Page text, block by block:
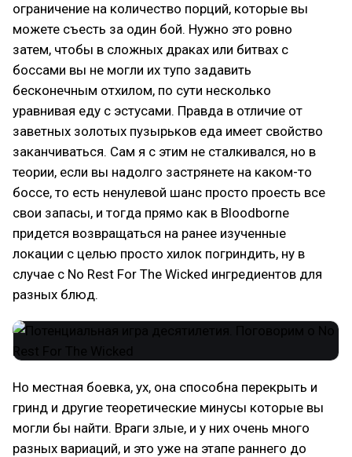
ограничение на количество порций, которые вы
можете съесть за один бой. Нужно это ровно
затем, чтобы в сложных драках или битвах с
боссами вы не могли их тупо задавить
бесконечным отхилом, по сути несколько
уравнивая еду с эстусами. Правда в отличие от
заветных золотых пузырьков еда имеет свойство
заканчиваться. Сам я с этим не сталкивался, но в
теории, если вы надолго застрянете на каком-то
боссе, то есть ненулевой шанс просто проесть все
свои запасы, и тогда прямо как в Bloodborne
придется возвращаться на ранее изученные
локации с целью просто хилок погриндить, ну в
случае с No Rest For The Wicked ингредиентов для
разных блюд.
Но местная боевка, ух, она способна перекрыть и
гринд и другие теоретические минусы которые вы
могли бы найти. Враги злые, и у них очень много
разных вариаций, и это уже на этапе раннего до